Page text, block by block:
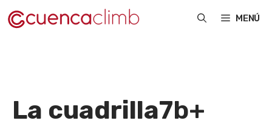
Saltar
al
MENÚ
La cuadrilla7b+